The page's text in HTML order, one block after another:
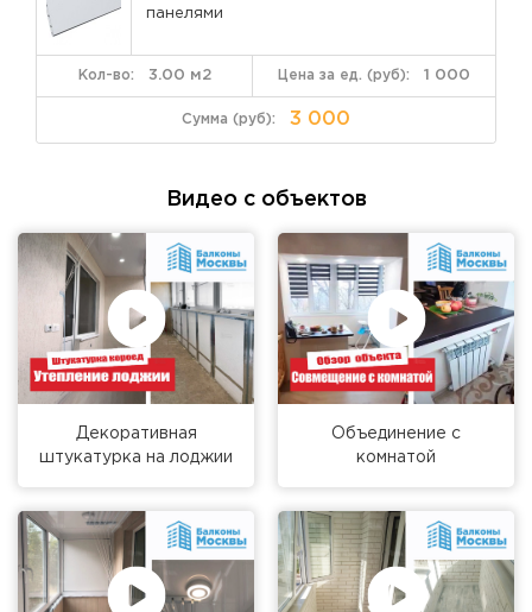
панелями
1 000
3.00 м2
3 000
Видео с объектов
Декоративная
штукатурка на лоджии
Объединение с
комнатой